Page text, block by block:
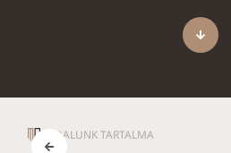
OLDALUNK TARTALMA